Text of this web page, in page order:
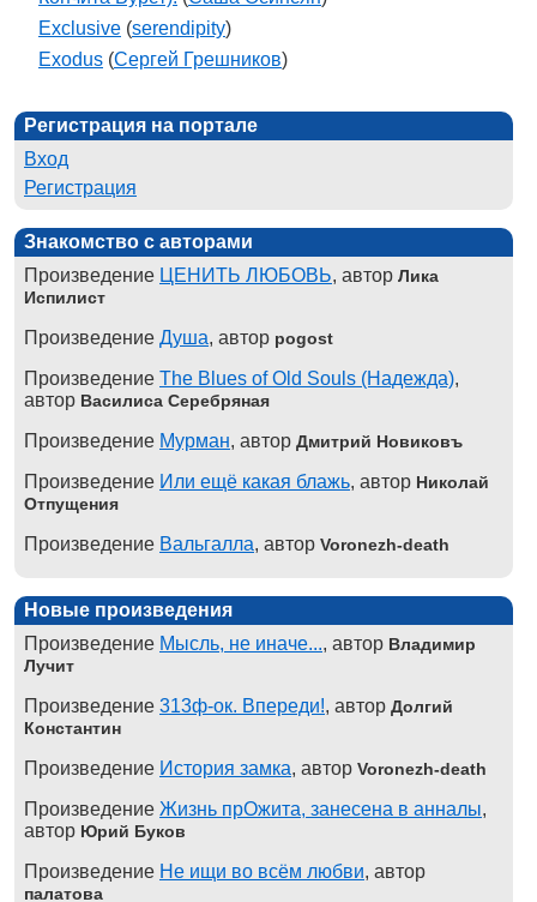
Exclusive (serendipity)
Exodus (Сергей Грешников)
Регистрация на портале
Вход
Регистрация
Знакомство с авторами
Произведение ЦЕНИТЬ ЛЮБОВЬ, автор Лика
Испилист
Произведение Душа, автор pogost
Произведение The Blues of Old Souls (Надежда),
автор Василиса Серебряная
Произведение Мурман, автор Дмитрий Новиковъ
Произведение Или ещё какая блажь, автор Николай
Отпущения
Произведение Вальгалла, автор Voronezh-death
Новые произведения
Произведение Мысль, не иначе..., автор Владимир
Лучит
Произведение 313ф-ок. Впереди!, автор Долгий
Константин
Произведение История замка, автор Voronezh-death
Произведение Жизнь прОжита, занесена в анналы,
автор Юрий Буков
Произведение Не ищи во всём любви, автор
палатова